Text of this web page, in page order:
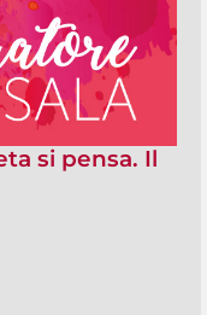
si pensa. Il